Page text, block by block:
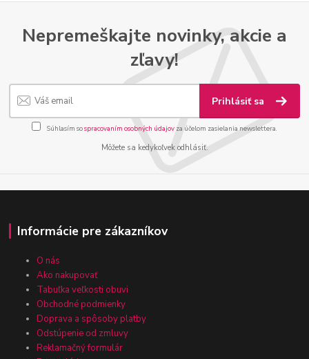
Nepremeškajte novinky, akcie a
zľavy!
Prihlásiť sa
Súhlasím sospracovaním osobných údajov za účelom zasielania newslettera.
Môžete sa kedykoľvek odhlásiť.
Informácie pre zákazníkov
O nás
Ako nakupovať
Tabuľka veľkosti obuvi
Obchodné podmienky
Doprava a spôsoby platby
Odstúpenie od zmluvy
Reklamačný formulár